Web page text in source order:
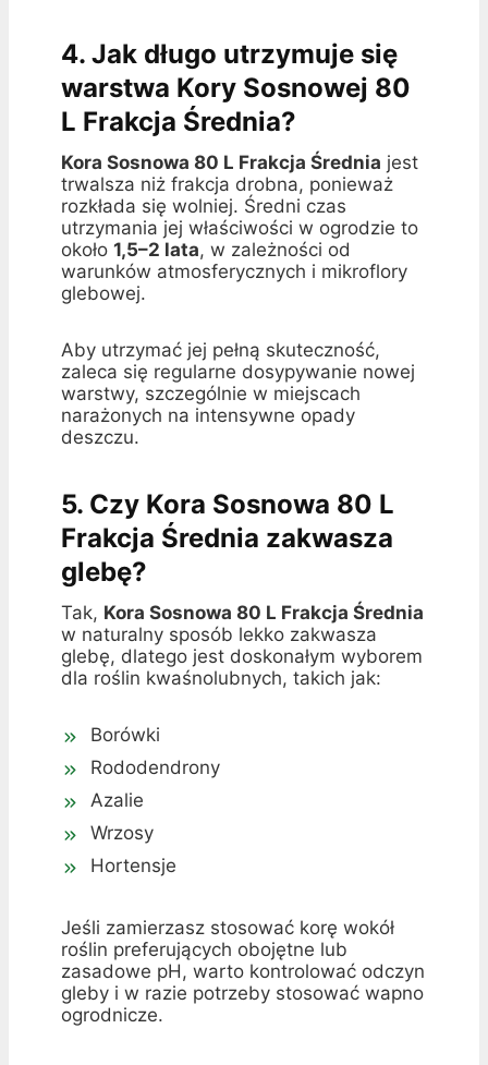
4. Jak długo utrzymuje się
warstwa Kory Sosnowej 80
L Frakcja Średnia?
Kora Sosnowa 80 L Frakcja Średnia jest
trwalsza niż frakcja drobna, ponieważ
rozkłada się wolniej. Średni czas
utrzymania jej właściwości w ogrodzie to
około 1,5–2 lata, w zależności od
warunków atmosferycznych i mikroflory
glebowej.
Aby utrzymać jej pełną skuteczność,
zaleca się regularne dosypywanie nowej
warstwy, szczególnie w miejscach
narażonych na intensywne opady
deszczu.
5. Czy Kora Sosnowa 80 L
Frakcja Średnia zakwasza
glebę?
Tak, Kora Sosnowa 80 L Frakcja Średnia
w naturalny sposób lekko zakwasza
glebę, dlatego jest doskonałym wyborem
dla roślin kwaśnolubnych, takich jak:
Borówki
Rododendrony
Azalie
Wrzosy
Hortensje
Jeśli zamierzasz stosować korę wokół
roślin preferujących obojętne lub
zasadowe pH, warto kontrolować odczyn
gleby i w razie potrzeby stosować wapno
ogrodnicze.